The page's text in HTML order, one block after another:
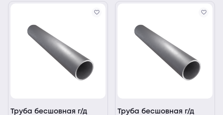
Труба бесшовная г/д
Труба бесшовная г/д